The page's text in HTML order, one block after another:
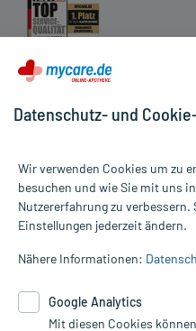
Alle Preise gelten inkl. MwSt.,
Informationen auf dieser
die Untersuchung und
Therapien eingeleitet werden
Google Analytics. Lesen Sie
Datenschutz- und
Wir verwenden Cookies um zu
besuchen und wie Sie mit uns
Nutzererfahrung zu verbessern.
Einstellungen jederzeit ändern.
Nähere Informationen:
Google Analytics
Mit diesen Cookies